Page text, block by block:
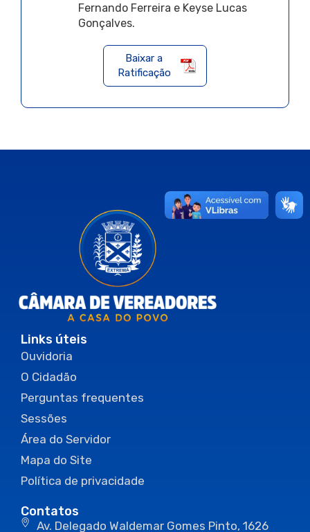
Fernando Ferreira e Keyse Lucas
Gonçalves.
Baixar a
Ratificação
Links úteis
Ouvidoria
O Cidadão
Perguntas frequentes
Sessões
Área do Servidor
Mapa do Site
Política de privacidade
Contatos
Av. Delegado Waldemar Gomes Pinto, 1626